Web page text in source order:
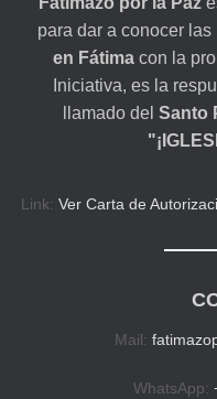
para dar a conocer
en Fátima con la
Iniciativa, es la
llamado del Santo
Link: Ver Carta de
Mail:
WhatsApp: